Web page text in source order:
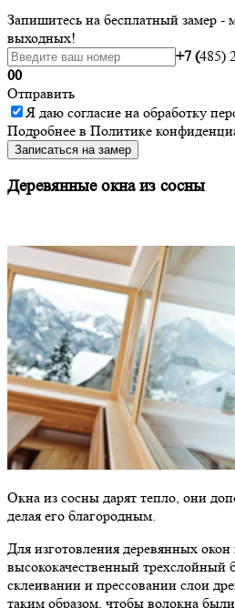
Запишитесь на бесплатный замер -
выходных!
+7 (485)
00
Отправить
Я даю согласие на обработку
Подробнее в Политике
Записаться на замер
Деревянные окна из сосны
Окна из сосны дарят тепло, они
делая его благородным.
Для изготовления деревянных окон
высококачественный
склеивании и прессовании слои
таким образом, чтобы волокна